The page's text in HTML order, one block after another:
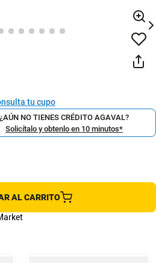
tu cupo
¿AÚN NO TIENES CRÉDITO AGAVAL?
Solicítalo y obtenlo en 10 minutos*
AL CARRITO